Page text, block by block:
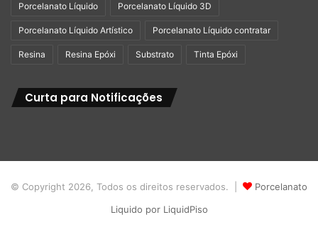
Porcelanato Líquido Porcelanato Líquido 3D
Porcelanato Líquido Artístico Porcelanato Líquido contratar
Resina Resina Epóxi Substrato Tinta Epóxi
Curta para Notificações
© Copyright 2026, Todos os direitos reservados. |
Porcelanato
Liquido por LiquidPiso